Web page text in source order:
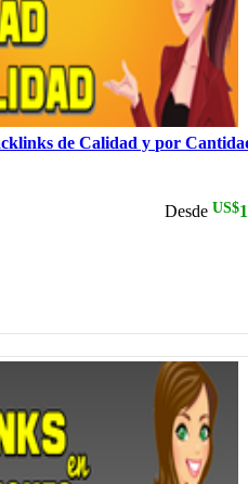
de Calidad y por
Desde US$